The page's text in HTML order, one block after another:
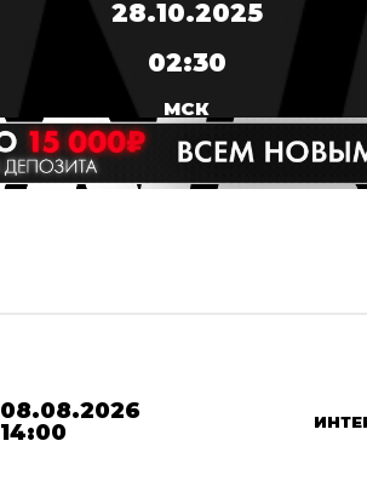
28.10.2025
02:30
МСК
08.08.2026
14:00